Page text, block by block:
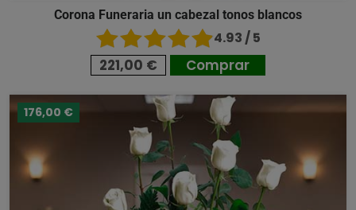
Corona Funeraria un cabezal tonos blancos
4.93 / 5
221,00 € Comprar
176,00 €